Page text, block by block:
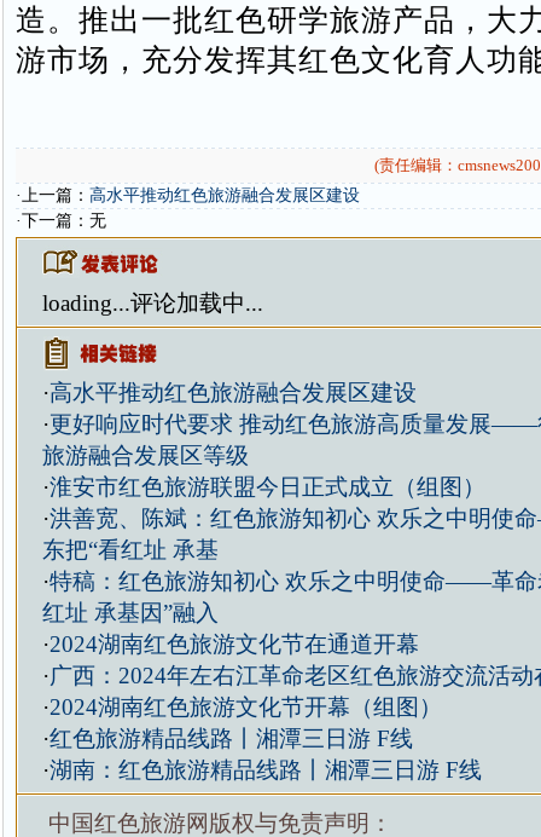
造。推出一批红色研学旅游产品，大
游市场，充分发挥其红色文化育人功
(责任编辑：
·上一篇： 高水平推动红色旅游融合发展区建设
·下一篇：无
loading...评论加载中...
·高水平推动红色旅游融合发展区建设
·更好响应时代要求 推动红色旅游高质量发展——
旅游融合发展区等级
·淮安市红色旅游联盟今日正式成立（组图）
·洪善宽、陈斌：红色旅游知初心 欢乐之中明使
东把“看红址 承基
·特稿：红色旅游知初心 欢乐之中明使命——革命
红址 承基因”融入
·2024湖南红色旅游文化节在通道开幕
·广西：2024年左右江革命老区红色旅游交流活动
·2024湖南红色旅游文化节开幕（组图）
·红色旅游精品线路丨湘潭三日游 F线
·湖南：红色旅游精品线路丨湘潭三日游 F线
中国红色旅游网版权与免责声明：